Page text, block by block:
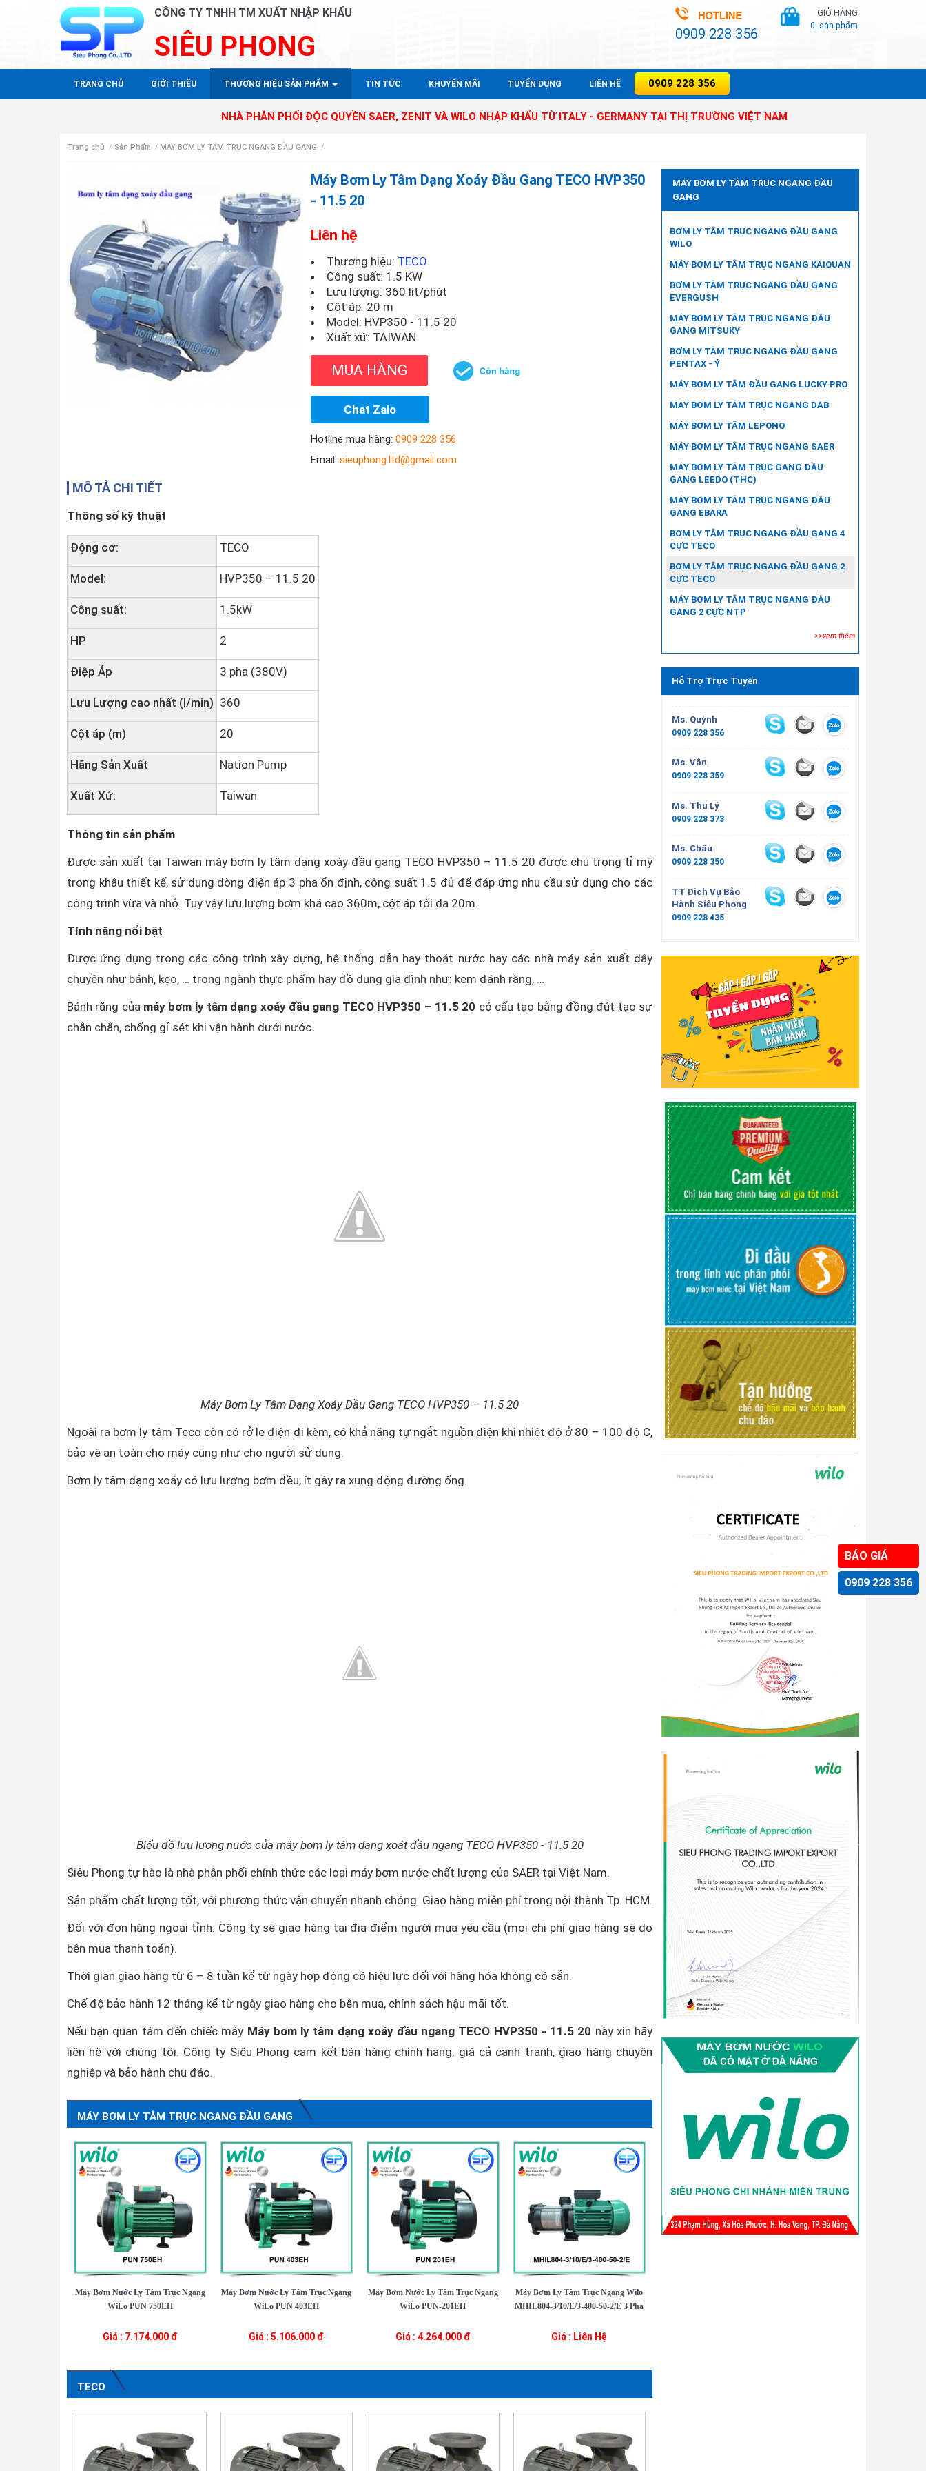
BÁO GIÁ
0909 228 356
CÔNG TY TNHH TM XUẤT NHẬP KHẨU
SIÊU PHONG 0909 228 356
GIỎ HÀNG
0 sản phẩm
TRANG CHỦ GIỚI THIỆU THƯƠNG HIỆU SẢN PHẨM TIN TỨC KHUYẾN MÃI TUYỂN DỤNG LIÊN HỆ 0909 228 356
NHÀ PHÂN PHỐI ĐỘC QUYỀN SAER, ZENIT VÀ WILO NHẬP KHẨU TỪ ITALY - GERMANY TẠI THỊ TRƯỜNG VIỆT NAM
Trang chủ / Sản Phẩm / MÁY BƠM LY TÂM TRỤC NGANG ĐẦU GANG /
Máy Bơm Ly Tâm Dạng Xoáy Đầu Gang TECO HVP350
- 11.5 20
Liên hệ
Thương hiệu: TECO
Công suất: 1.5 KW
Lưu lượng: 360 lít/phút
Cột áp: 20 m
Model: HVP350 - 11.5 20
Xuất xứ: TAIWAN
MUA HÀNG
Chat Zalo
Hotline mua hàng:0909 228 356
Email:sieuphong.ltd@gmail.com
MÔ TẢ CHI TIẾT
Thông số kỹ thuật
Động cơ: TECO
Model: HVP350 – 11.5 20
Công suất: 1.5kW
HP 2
Điệp Áp 3 pha (380V)
Lưu Lượng cao nhất (l/min) 360
Cột áp (m) 20
Hãng Sản Xuất Nation Pump
Xuất Xứ: Taiwan
Thông tin sản phẩm
Được sản xuất tại Taiwan máy bơm ly tâm dạng xoáy đầu gang TECO HVP350 – 11.5 20 được chú trọng tỉ mỹ
trong khâu thiết kế, sử dụng dòng điện áp 3 pha ổn định, công suất 1.5 đủ để đáp ứng nhu cầu sử dụng cho các
công trình vừa và nhỏ. Tuy vậy lưu lượng bơm khá cao 360m, cột áp tối da 20m.
Tính năng nổi bật
Được ứng dụng trong các công trình xây dựng, hệ thống dẫn hay thoát nước hay các nhà máy sản xuất dây
chuyền như bánh, kẹo, … trong ngành thực phẩm hay đồ dung gia đình như: kem đánh răng, …
Bánh răng của máy bơm ly tâm dạng xoáy đầu gang TECO HVP350 – 11.5 20 có cấu tạo bằng đồng đút tạo sự
chắn chắn, chống gỉ sét khi vận hành dưới nước.
Máy Bơm Ly Tâm Dạng Xoáy Đầu Gang TECO HVP350 – 11.5 20
Ngoài ra bơm ly tâm Teco còn có rở le điện đi kèm, có khả năng tự ngắt nguồn điện khi nhiệt độ ở 80 – 100 độ C,
bảo vệ an toàn cho máy cũng như cho người sử dụng.
Bơm ly tâm dạng xoáy có lưu lượng bơm đều, ít gây ra xung động đường ống.
Biểu đồ lưu lượng nước của máy bơm ly tâm dạng xoát đầu ngang TECO HVP350 - 11.5 20
Siêu Phong tự hào là nhà phân phối chính thức các loại máy bơm nước chất lượng của SAER tại Việt Nam.
Sản phẩm chất lượng tốt, với phương thức vận chuyển nhanh chóng. Giao hàng miễn phí trong nội thành Tp. HCM.
Đối với đơn hàng ngoại tỉnh: Công ty sẽ giao hàng tại địa điểm người mua yêu cầu (mọi chi phí giao hàng sẽ do
bên mua thanh toán).
Thời gian giao hàng từ 6 – 8 tuần kể từ ngày hợp động có hiệu lực đối với hàng hóa không có sẵn.
Chế độ bảo hành 12 tháng kể từ ngày giao hàng cho bên mua, chính sách hậu mãi tốt.
Nếu bạn quan tâm đến chiếc máy Máy bơm ly tâm dạng xoáy đầu ngang TECO HVP350 - 11.5 20 này xin hãy
liên hệ với chúng tôi. Công ty Siêu Phong cam kết bán hàng chính hãng, giá cả cạnh tranh, giao hàng chuyên
nghiệp và bảo hành chu đáo.
MÁY BƠM LY TÂM TRỤC NGANG ĐẦU GANG
Máy Bơm Nước Ly Tâm Trục Ngang
WiLo PUN 750EH
Giá : 7.174.000 đ
Máy Bơm Nước Ly Tâm Trục Ngang
WiLo PUN 403EH
Giá : 5.106.000 đ
Máy Bơm Nước Ly Tâm Trục Ngang
WiLo PUN-201EH
Giá : 4.264.000 đ
Máy Bơm Ly Tâm Trục Ngang Wilo
MHIL804-3/10/E/3-400-50-2/E 3 Pha
Giá : Liên Hệ
TECO
MÁY BƠM LY TÂM TRỤC NGANG ĐẦU
GANG
BƠM LY TÂM TRỤC NGANG ĐẦU GANG
WILO
MÁY BƠM LY TÂM TRỤC NGANG KAIQUAN
BƠM LY TÂM TRỤC NGANG ĐẦU GANG
EVERGUSH
MÁY BƠM LY TÂM TRỤC NGANG ĐẦU
GANG MITSUKY
BƠM LY TÂM TRỤC NGANG ĐẦU GANG
PENTAX - Ý
MÁY BƠM LY TÂM ĐẦU GANG LUCKY PRO
MÁY BƠM LY TÂM TRỤC NGANG DAB
MÁY BƠM LY TÂM LEPONO
MÁY BƠM LY TÂM TRỤC NGANG SAER
MÁY BƠM LY TÂM TRỤC GANG ĐẦU
GANG LEEDO (THC)
MÁY BƠM LY TÂM TRỤC NGANG ĐẦU
GANG EBARA
BƠM LY TÂM TRỤC NGANG ĐẦU GANG 4
CỰC TECO
BƠM LY TÂM TRỤC NGANG ĐẦU GANG 2
CỰC TECO
MÁY BƠM LY TÂM TRỤC NGANG ĐẦU
GANG 2 CỰC NTP
>>xem thêm
Hỗ Trợ Trực Tuyến
Ms. Quỳnh
0909 228 356
Ms. Vân
0909 228 359
Ms. Thu Lý
0909 228 373
Ms. Châu
0909 228 350
TT Dịch Vụ Bảo
Hành Siêu Phong
0909 228 435